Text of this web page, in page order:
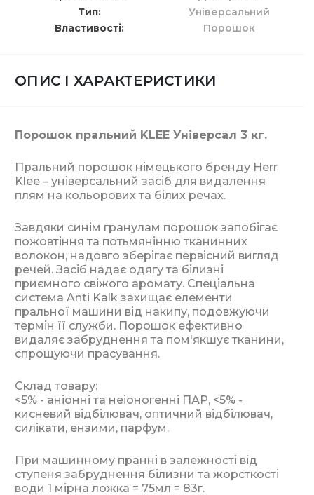
Тип
Універсальний
Властивості
Порошок
ОПИС І ХАРАКТЕРИСТИКИ
Порошок пральний KLEE Універсал 3 кг.
Пральний порошок німецького бренду Herr
Klee – універсальний засіб для видалення
плям на кольорових та білих речах.
Завдяки синім гранулам порошок запобігає
пожовтіння та потьмянінню тканинних
волокон, надовго зберігає первісний вигляд
речей. Засіб надає одягу та білизні
приємного свіжого аромату. Спеціальна
система Anti Kalk захищає елементи
пральної машини від накипу, подовжуючи
термін її служби. Порошок ефективно
видаляє забруднення та пом'якшує тканини,
спрощуючи прасування.
Склад товару:
<5% - аніонні та неіоногенні ПАР, <5% -
кисневий відбілювач, оптичний відбілювач,
силікати, ензими, парфум.
При машинному пранні в залежності від
ступеня забруднення білизни та жорсткості
води 1 мірна ложка = 75мл = 83г.